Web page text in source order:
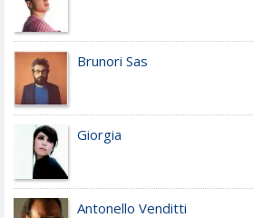
Brunori Sas
Giorgia
Antonello Venditti